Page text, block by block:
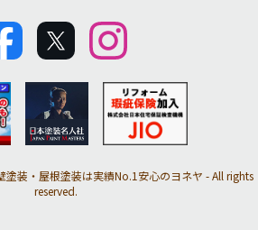
装・屋根塗装は実績No.1安心のヨネヤ - All rights
reserved.